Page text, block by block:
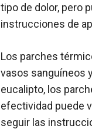
tipo de dolor, pero
instrucciones de
Los parches
vasos sanguíneos
eucalipto, los
efectividad puede
seguir las